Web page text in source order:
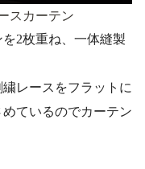
スカーテン
2枚重ね、一体縫製
レースをフラットに
ているのでカーテン